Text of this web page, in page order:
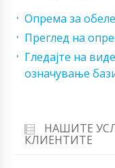
Опрема за
Преглед на
Гледајте на
означување
НАШИТЕ
КЛИЕНТИТЕ